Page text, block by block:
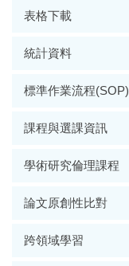
表格下載
統計資料
標準作業流程(SOP)
課程與選課資訊
學術研究倫理課程
論文原創性比對
跨領域學習